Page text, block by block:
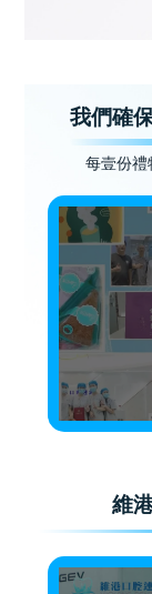
我們確
每壹份禮
維